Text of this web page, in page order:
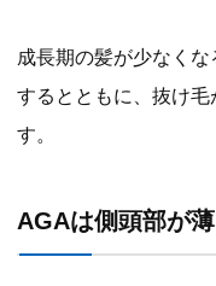
成長期の髪が少なく
するとともに、抜け毛
す。
AGAは側頭部が